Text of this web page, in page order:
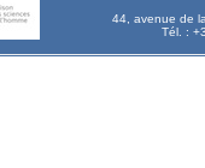
44, avenue de
Tél. :